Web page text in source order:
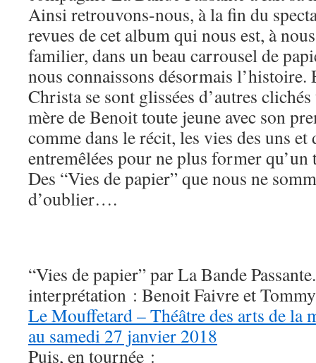
Ainsi retrouvons-nous, à la fin du
revues de cet album qui nous est, à
familier, dans un beau carrousel de
nous connaissons désormais l’histoire.
Christa se sont glissées d’autres
mère de Benoit toute jeune avec son
comme dans le récit, les vies des uns et
entremêlées pour ne plus former
Des “Vies de papier” que nous ne
d’oublier….
“Vies de papier” par La Bande
interprétation : Benoit Faivre et
Le Mouffetard – Théâtre des arts de la
au samedi 27 janvier 2018
Puis, en tournée :